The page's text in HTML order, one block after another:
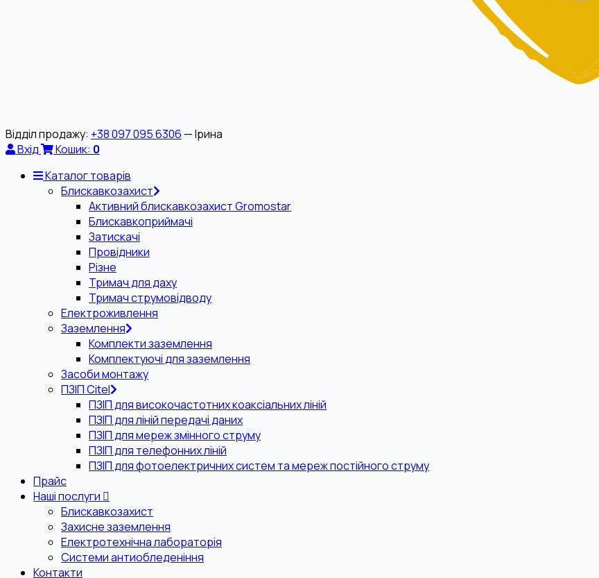
Відділ продажу: +38 097 095 6306 — Ірина
Вхід
Кошик: 0
Каталог товарів
Блискавкозахист
Активний блискавкозахист Gromostar
Блискавкоприймачі
Затискачі
Провідники
Різне
Тримач для даху
Тримач струмовідводу
Електроживлення
Заземлення
Комплекти заземлення
Комплектуючі для заземлення
Засоби монтажу
ПЗІП Citel
ПЗІП для високочастотних коаксіальних ліній
ПЗІП для ліній передачі даних
ПЗІП для мереж змінного струму
ПЗІП для телефонних ліній
ПЗІП для фотоелектричних систем та мереж постійного струму
Прайс
Наші послуги
Блискавкозахист
Захисне заземлення
Електротехнічна лабораторія
Системи антиобледеніння
Контакти